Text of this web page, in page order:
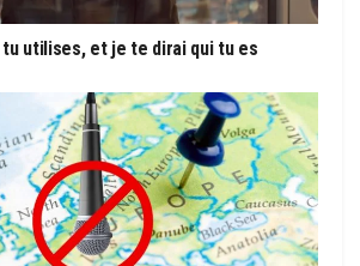
tu utilises, et je te dirai qui tu es